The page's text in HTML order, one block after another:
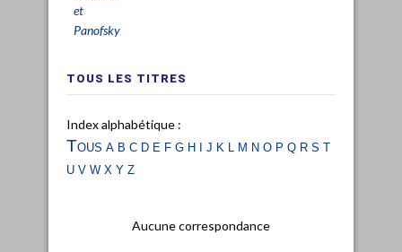
et
Panofsky
TOUS LES TITRES
Index alphabétique :
Tous a b c d e fg h i j k l m no p q rs t
uvwx yz
Aucune correspondance